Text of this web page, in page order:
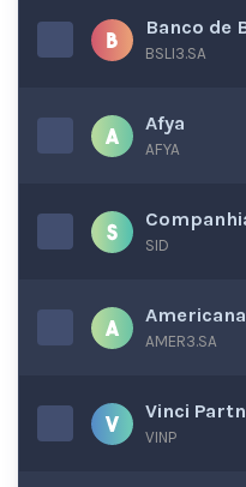
Banco de
BSLI3.SA
Afya
AFYA
SID
AMER3.SA
Vinci
VINP